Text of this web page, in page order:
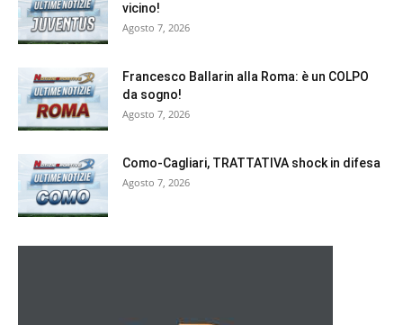
vicino!
Agosto 7, 2026
Francesco Ballarin alla Roma: è un COLPO
da sogno!
Agosto 7, 2026
Como-Cagliari, TRATTATIVA shock in difesa
Agosto 7, 2026